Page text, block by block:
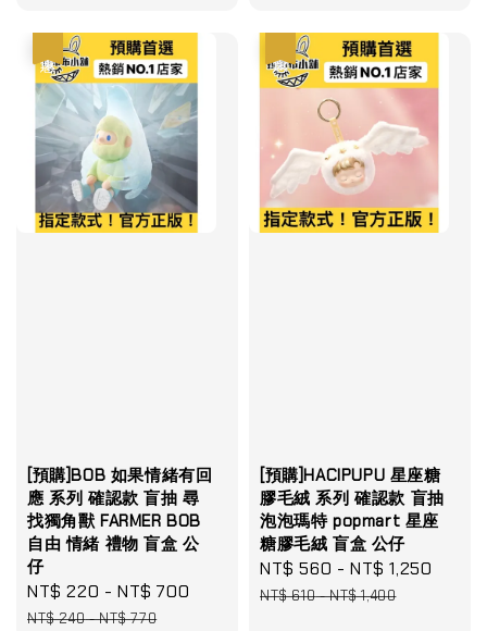
[預購]BOB 如果情緒有回
應 系列 確認款 盲抽 尋
找獨角獸 FARMER BOB
自由 情緒 禮物 盲盒 公
仔
Sale
price
NT$ 220 -NT$ 700
Regular
NT$ 240-NT$ 770
[預購]HACIPUPU 星座糖
膠毛絨 系列 確認款 盲抽
泡泡瑪特 popmart 星座
糖膠毛絨 盲盒 公仔
Sale
price
NT$ 560 -NT$ 1,250
NT$ 610-NT$ 1,400